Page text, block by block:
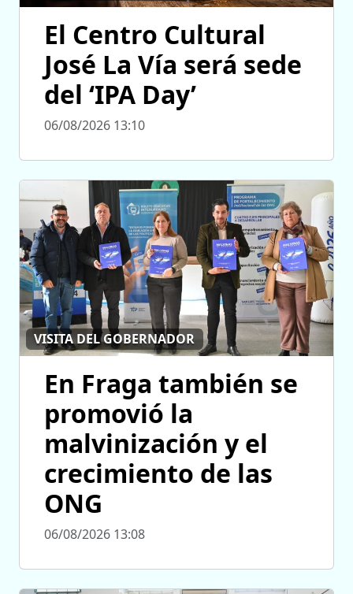
El Centro Cultural
José La Vía será sede
del ‘IPA Day’
06/08/2026 13:10
VISITA DEL GOBERNADOR
En Fraga también se
promovió la
malvinización y el
crecimiento de las
ONG
06/08/2026 13:08